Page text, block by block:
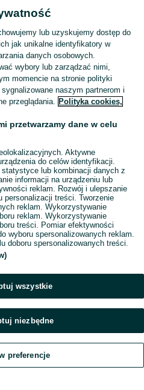
Sprzedaż artykułów do domu i ogrodu Piotrków Trybunalski ▶️ Szeroki wybór modeli i materiałów ✅ Nowe i używane w atrakcyjnych cenach ☝ Sprawdź oferty na OLX.pl!
Dodaj Czat Konto
lub uzyskujemy dostęp do
jak unikalne identyfikatory w
danych osobowych.
wybory lub zarządzać nimi,
momencie na stronie polityki
naszym partnerom i
przeglądania. Polityka cookies,
przetwarzamy dane w celu
Aktywne
do celów identyfikacji.
lub kombinacji danych z
informacji na urządzeniu lub
reklam. Rozwój i ulepszanie
personalizacji treści. Tworzenie
reklam. Wykorzystywanie
reklam. Wykorzystywanie
treści. Pomiar efektywności
wyboru spersonalizowanych reklam.
doboru spersonalizowanych treści.
wszystkie
niezbędne
preferencje